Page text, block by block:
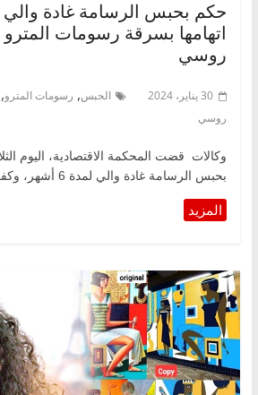
اتهامها بسرقة رسومات
روسي
30 يناير، 2024 الحبس, رسومات المترو,
روسي
بحبس الرسامة غادة والي لمدة 6 أشهر، وكفالة 10 آلاف جنيه